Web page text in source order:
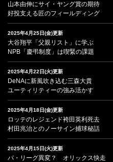
山本由伸にサイ・ヤング賞の期待
好投支える匠のフィールディング
2025年4月25日(金)更新
大谷翔平「父親リスト」に学ぶ
NPB「慶弔制度」は喫緊の課題
2025年4月22日(火)更新
DeNAに新風吹き込む三森大貴
ユーティリティーの強み活かす
2025年4月18日(金)更新
ロッテのレジェンド袴田英利死去
村田兆治とのノーサイン捕球秘話
2025年4月15日(火)更新
パ・リーグ異変？ オリックス快走